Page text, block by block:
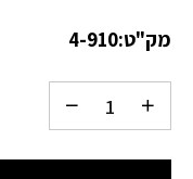
מק"ט:4-910